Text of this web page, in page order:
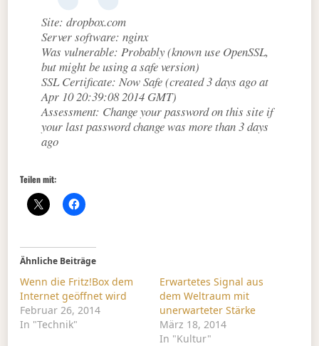
Site: dropbox.com
Server software: nginx
Was vulnerable: Probably (known use OpenSSL,
but might be using a safe version)
SSL Certificate: Now Safe (created 3 days ago at
Apr 10 20:39:08 2014 GMT)
Assessment: Change your password on this site if
your last password change was more than 3 days
ago
Teilen mit:
Ähnliche Beiträge
Wenn die Fritz!Box dem
Internet geöffnet wird
Februar 26, 2014
In "Technik"
Erwartetes Signal aus
dem Weltraum mit
unerwarteter Stärke
März 18, 2014
In "Kultur"